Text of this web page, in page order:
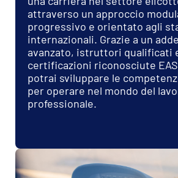
Moduli necessari
Per diventare pilota